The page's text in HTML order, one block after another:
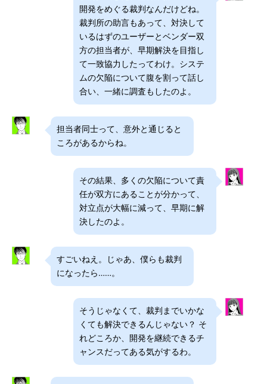
開発をめぐる裁判なんだけどね。
裁判所の助言もあって、対決して
いるはずのユーザーとベンダー双
方の担当者が、早期解決を目指し
て一致協力したってわけ。システ
ムの欠陥について腹を割って話し
合い、一緒に調査もしたのよ。
担当者同士って、意外と通じると
ころがあるからね。
その結果、多くの欠陥について責
任が双方にあることが分かって、
対立点が大幅に減って、早期に解
決したのよ。
すごいねえ。じゃあ、僕らも裁判
になったら……。
そうじゃなくて、裁判までいかな
くても解決できるんじゃない？ そ
れどころか、開発を継続できるチ
ャンスだってある気がするわ。